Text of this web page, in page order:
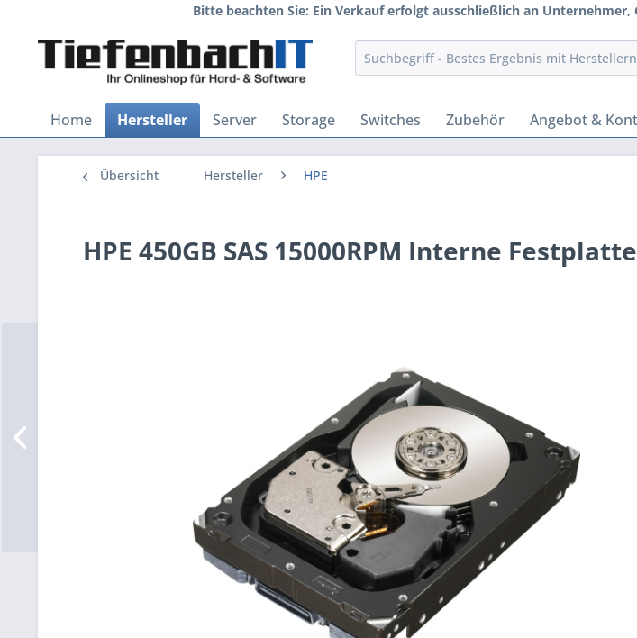
Bitte beachten Sie: Ein Verkauf erfolgt ausschließlich an
Home Hersteller Server Storage Switches Zubehör Angebot &
Übersicht Hersteller HPE
HPE 450GB SAS 15000RPM Interne